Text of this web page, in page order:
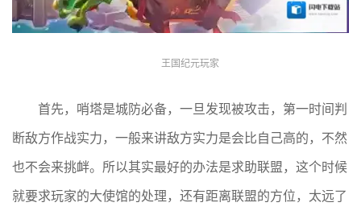
王国纪元玩家
首先，哨塔是城防必备，一旦发现被攻击，第一时间判
断敌方作战实力，一般来讲敌方实力是会比自己高的，不然
也不会来挑衅。所以其实最好的办法是求助联盟，这个时候
就要求玩家的大使馆的处理，还有距离联盟的方位，太远了